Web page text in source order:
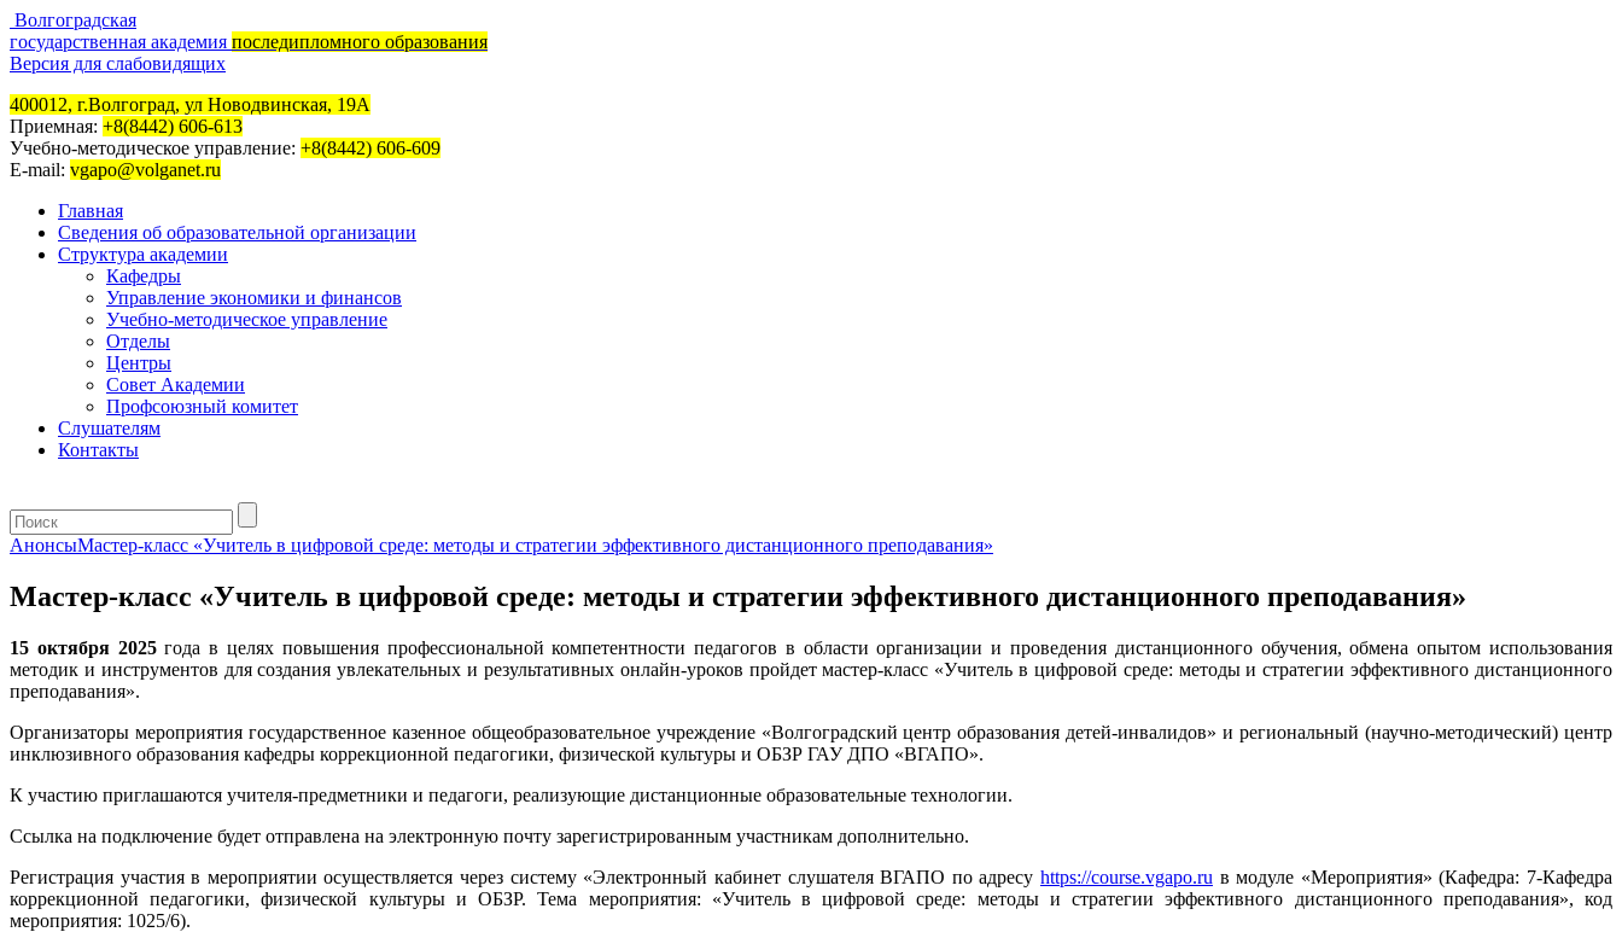
Волгоградская
государственная академия последипломного образования
Версия для слабовидящих
400012, г.Волгоград, ул Новодвинская, 19А
Приемная: +8(8442) 606-613
Учебно-методическое управление: +8(8442) 606-609
E-mail: vgapo@volganet.ru
Главная
Сведения об образовательной организации
Структура академии
Кафедры
Управление экономики и финансов
Учебно-методическое управление
Отделы
Центры
Совет Академии
Профсоюзный комитет
Слушателям
Контакты
АнонсыМастер-класс «Учитель в цифровой среде: методы и стратегии эффективного дистанционного преподавания»
Мастер-класс «Учитель в цифровой среде: методы и стратегии эффективного дистанционного преподавания»
15 октября 2025года в целях повышения профессиональной компетентности педагогов в области организации и проведения дистанционного обучения, обмена опытом использования
методик и инструментов для создания увлекательных и результативных онлайн-уроков пройдет мастер-класс «Учитель в цифровой среде: методы и стратегии эффективного дистанционного
преподавания».
Организаторы мероприятия государственное казенное общеобразовательное учреждение «Волгоградский центр образования детей-инвалидов» и региональный (научно-методический) центр
инклюзивного образования кафедры коррекционной педагогики, физической культуры и ОБЗР ГАУ ДПО «ВГАПО».
К участию приглашаются учителя-предметники и педагоги, реализующие дистанционные образовательные технологии.
Ссылка на подключение будет отправлена на электронную почту зарегистрированным участникам дополнительно.
Регистрация участия в мероприятии осуществляется через систему «Электронный кабинет слушателя ВГАПО по адресу https://course.vgapo.ru в модуле «Мероприятия» (Кафедра: 7-Кафедра
коррекционной педагогики, физической культуры и ОБЗР. Тема мероприятия: «Учитель в цифровой среде: методы и стратегии эффективного дистанционного преподавания», код
мероприятия: 1025/6).